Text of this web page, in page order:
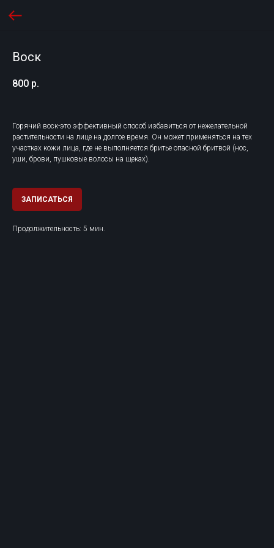
Воск
800 р.
Горячий воск-это эффективный способ избавиться от нежелательной
растительности на лице на долгое время. Он может применяться на тех
участках кожи лица, где не выполняется бритье опасной бритвой (нос,
уши, брови, пушковые волосы на щеках).
ЗАПИСАТЬСЯ
Продолжительность: 5 мин.